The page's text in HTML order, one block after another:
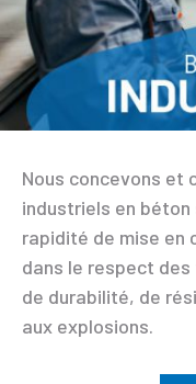
Nous concevons et
industriels en
rapidité de mise en
dans le respect
de durabilité, de
aux explosions.